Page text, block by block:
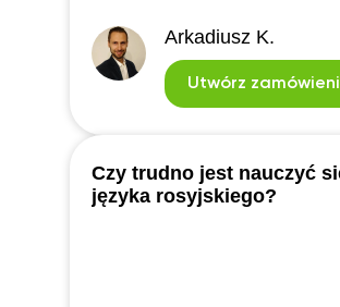
5) Bądź dokładny 6) Bądź
systematycznyArkadiusz K.
Utwórz
Czy trudno jest nauczyć
języka rosyjskiego?